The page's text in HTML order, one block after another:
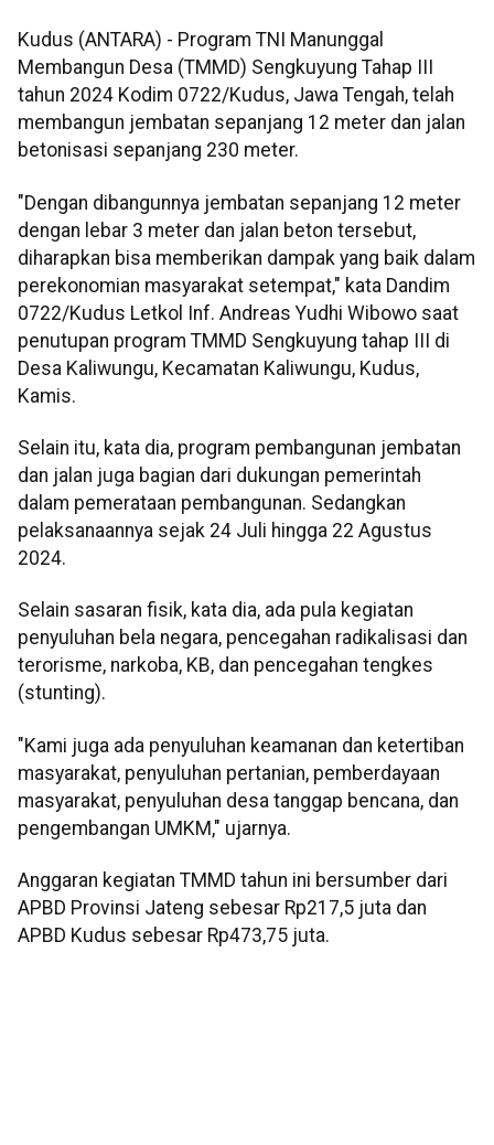
Kudus (ANTARA) - Program TNI Manunggal
Membangun Desa (TMMD) Sengkuyung Tahap III
tahun 2024 Kodim 0722/Kudus, Jawa Tengah, telah
membangun jembatan sepanjang 12 meter dan jalan
betonisasi sepanjang 230 meter.
"Dengan dibangunnya jembatan sepanjang 12 meter
dengan lebar 3 meter dan jalan beton tersebut,
diharapkan bisa memberikan dampak yang baik dalam
perekonomian masyarakat setempat," kata Dandim
0722/Kudus Letkol Inf. Andreas Yudhi Wibowo saat
penutupan program TMMD Sengkuyung tahap III di
Desa Kaliwungu, Kecamatan Kaliwungu, Kudus,
Kamis.
Selain itu, kata dia, program pembangunan jembatan
dan jalan juga bagian dari dukungan pemerintah
dalam pemerataan pembangunan. Sedangkan
pelaksanaannya sejak 24 Juli hingga 22 Agustus
2024.
Selain sasaran fisik, kata dia, ada pula kegiatan
penyuluhan bela negara, pencegahan radikalisasi dan
terorisme, narkoba, KB, dan pencegahan tengkes
(stunting).
"Kami juga ada penyuluhan keamanan dan ketertiban
masyarakat, penyuluhan pertanian, pemberdayaan
masyarakat, penyuluhan desa tanggap bencana, dan
pengembangan UMKM," ujarnya.
Anggaran kegiatan TMMD tahun ini bersumber dari
APBD Provinsi Jateng sebesar Rp217,5 juta dan
APBD Kudus sebesar Rp473,75 juta.